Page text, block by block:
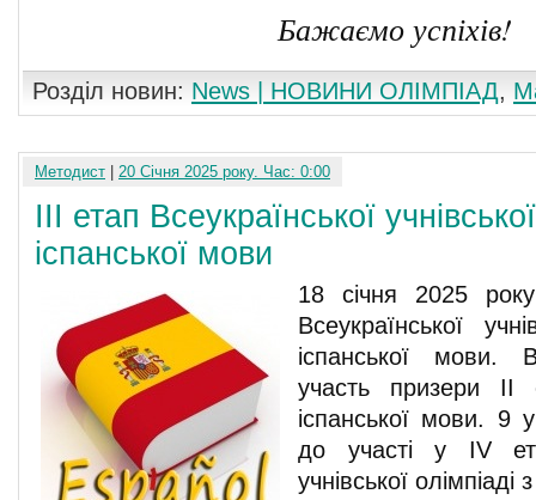
Бажаємо успіхів!
Розділ новин: News | НОВИНИ ОЛІМПІАД,
Методист 20 Січня 2025 року. Час: 0:00
ІІІ етап Всеукраїнської
іспанської мови
18 січня 2025
Всеукраїнської
іспанської мови.
участь призери ІІ
іспанської мови. 9
до участі у ІV
учнівської олімпіаді